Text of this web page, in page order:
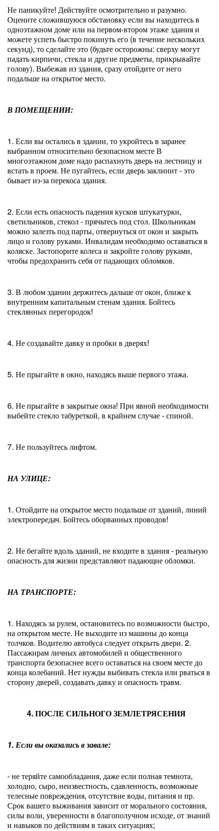
Не паникуйте! Действуйте осмотрительно и разумно.
Оцените сложившуюся обстановку если вы находитесь в
одноэтажном доме или на первом-втором этаже здания и
можете успеть быстро покинуть его (в течение нескольких
секунд), то сделайте это (будьте осторожны: сверху могут
падать кирпичи, стекла и другие предметы, прикрывайте
голову). Выбежав из здания, сразу отойдите от него
подальше на открытое место.
В ПОМЕЩЕНИИ:
1. Если вы остались в здании, то укройтесь в заранее
выбранном относительно безопасном месте В
многоэтажном доме надо распахнуть дверь на лестницу и
встать в проем. Не пугайтесь, если дверь заклинит - это
бывает из-за перекоса здания.
2. Если есть опасность падения кусков штукатурки,
светильников, стекол - прячьтесь под стол. Школьникам
можно залезть под парты, отвернуться от окон и закрыть
лицо и голову руками. Инвалидам необходимо оставаться в
коляске. Застопорите колеса и закройте голову руками,
чтобы предохранить себя от падающих обломков.
3. В любом здании держитесь дальше от окон, ближе к
внутренним капитальным стенам здания. Бойтесь
стеклянных перегородок!
4. Не создавайте давку и пробки в дверях!
5. Не прыгайте в окно, находясь выше первого этажа.
6. Не прыгайте в закрытые окна! При явной необходимости
выбейте стекло табуреткой, в крайнем случае - спиной.
7. Не пользуйтесь лифтом.
НА УЛИЦЕ:
1. Отойдите на открытое место подальше от зданий, линий
электропередач. Бойтесь оборванных проводов!
2. Не бегайте вдоль зданий, не входите в здания - реальную
опасность для жизни представляют падающие обломки.
НА ТРАНСПОРТЕ:
1. Находясь за рулем, остановитесь по возможности быстро,
на открытом месте. Не выходите из машины до конца
толчков. Водителю автобуса следует открыть двери. 2.
Пассажирам личных автомобилей и общественного
транспорта безопаснее всего оставаться на своем месте до
конца колебаний. Нет нужды выбивать стекла или рваться в
сторону дверей, создавать давку и опасность травм.
4. ПОСЛЕ СИЛЬНОГО ЗЕМЛЕТРЯСЕНИЯ
1. Если вы оказались в завале:
- не теряйте самообладания, даже если полная темнота,
холодно, сыро, неизвестность, сдавленность, возможные
телесные повреждения, отсутствие воды, питания и пр.
Срок вашего выживания зависит от морального состояния,
силы воли, уверенности в благополучном исходе, от знаний
и навыков по действиям в таких ситуациях;